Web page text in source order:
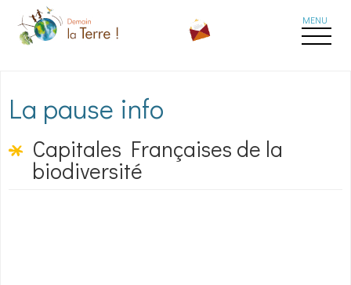
Aller au contenu principal
La pause info
Capitales Françaises de la
biodiversité